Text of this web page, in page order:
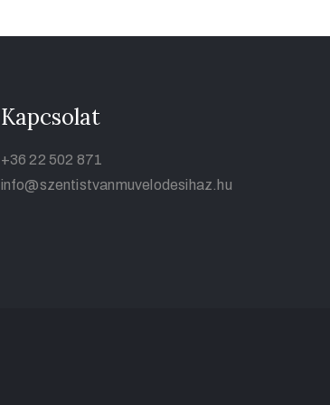
Kapcsolat
+36 22 502 871
info@szentistvanmuvelodesihaz.hu